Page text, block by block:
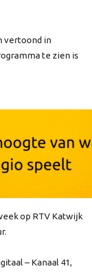
vertoond in
te zien is
op RTV Katwijk
– Kanaal 41,